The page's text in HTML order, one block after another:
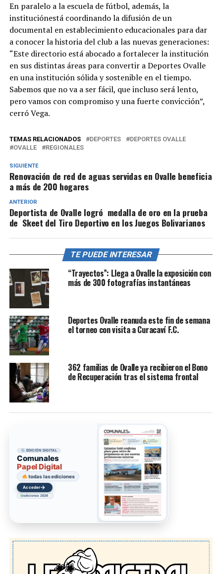
En paralelo a la escuela de fútbol, además, la
instituciónestá coordinando la difusión de un
documental en establecimiento educacionales para dar
a conocer la historia del club a las nuevas generaciones:
“Este directorio está abocado a fortalecer la institución
en sus distintas áreas para convertir a Deportes Ovalle
en una institución sólida y sostenible en el tiempo.
Sabemos que no va a ser fácil, que incluso será lento,
pero vamos con compromiso y una fuerte convicción”,
cerró Vega.
TEMAS RELACIONADOS DEPORTES
DEPORTES OVALLE
OVALLE
REGIONALES
SIGUIENTE
Renovación de red de aguas servidas en Ovalle beneficia
a más de 200 hogares
ANTERIOR
Deportista de Ovalle logró medalla de oro en la prueba
de Skeet del Tiro Deportivo en los Juegos Bolivarianos
TE PUEDE INTERESAR
“Trayectos”: Llega a Ovalle la exposición con
más de 300 fotografías instantáneas
Deportes Ovalle reanuda este fin de semana
el torneo con visita a Curacaví F.C.
362 familias de Ovalle ya recibieron el Bono
de Recuperación tras el sistema frontal
EDICIÓN DIGITAL
Comunales
Papel Digital
todas las ediciones
Acceder→
ediciones 2026